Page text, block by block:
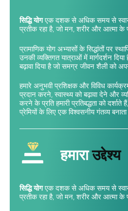
सिद्धि योगएक दशक से अधिक समय से
प्रतीक रहा है, जो मन, शरीर और आत्मा के
प्रामाणिक योग अभ्यासों के सिद्धांतों पर
उनकी व्यक्तिगत यात्राओं में मार्गदर्शन
बढ़ावा दिया है जो समग्र जीवन शैली को
हमारे अनुभवी प्रशिक्षक और विविध
प्रदान करने, स्वास्थ्य को बढ़ावा देने और
करने के प्रति हमारी प्रतिबद्धता को दर्शाते
प्रेमियों के लिए एक विश्वसनीय गंतव्य
हमाराउद्देश्य
सिद्धि योगएक दशक से अधिक समय से
प्रतीक रहा है, जो मन, शरीर और आत्मा के